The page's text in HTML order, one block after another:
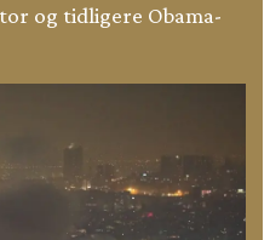
og tidligere Obama-